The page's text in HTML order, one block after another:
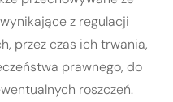
z regulacji
przez czas ich trwania,
prawnego, do
roszczeń.